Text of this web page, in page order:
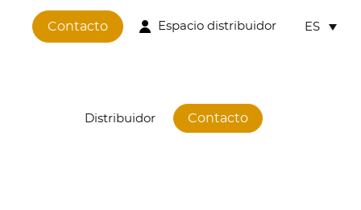
Contacto Espacio distribuidor ES
Distribuidor Contacto